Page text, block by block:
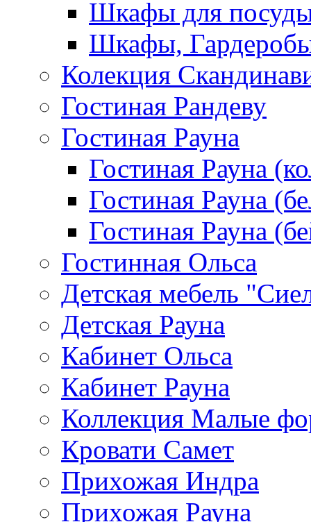
Шкафы для
Шкафы,
Колекция
Гостиная Рандеву
Гостиная Рауна
Гостиная Рауна
Гостиная Рауна
Гостиная Рауна
Гостинная Ольса
Детская мебель
Детская Рауна
Кабинет Ольса
Кабинет Рауна
Коллекция Малые
Кровати Самет
Прихожая Индра
Прихожая Рауна